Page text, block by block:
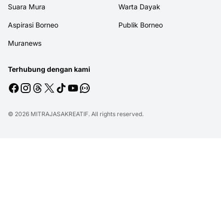
Suara Mura Warta Dayak
Aspirasi Borneo Publik Borneo
Muranews
Terhubung dengan kami
© 2026 MITRAJASAKREATIF. All rights reserved.